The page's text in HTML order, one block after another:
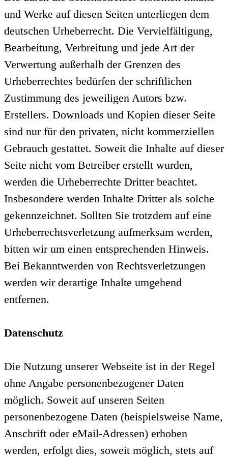
und Werke auf diesen Seiten unterliegen dem
deutschen Urheberrecht. Die Vervielfältigung,
Bearbeitung, Verbreitung und jede Art der
Verwertung außerhalb der Grenzen des
Urheberrechtes bedürfen der schriftlichen
Zustimmung des jeweiligen Autors bzw.
Erstellers. Downloads und Kopien dieser Seite
sind nur für den privaten, nicht kommerziellen
Gebrauch gestattet. Soweit die Inhalte auf dieser
Seite nicht vom Betreiber erstellt wurden,
werden die Urheberrechte Dritter beachtet.
Insbesondere werden Inhalte Dritter als solche
gekennzeichnet. Sollten Sie trotzdem auf eine
Urheberrechtsverletzung aufmerksam werden,
bitten wir um einen entsprechenden Hinweis.
Bei Bekanntwerden von Rechtsverletzungen
werden wir derartige Inhalte umgehend
entfernen.
Datenschutz
Die Nutzung unserer Webseite ist in der Regel
ohne Angabe personenbezogener Daten
möglich. Soweit auf unseren Seiten
personenbezogene Daten (beispielsweise Name,
Anschrift oder eMail-Adressen) erhoben
werden, erfolgt dies, soweit möglich, stets auf